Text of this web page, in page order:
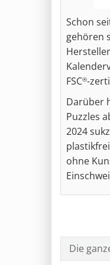
Schon
gehören
FSC®-
Darüber
Puzzles
2024
ohne
Die